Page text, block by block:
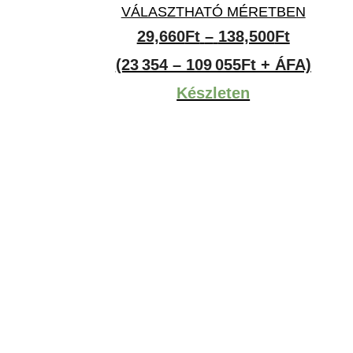
VÁLASZTHATÓ MÉRETBEN
29,660Ft – 138,500Ft
29,660Ft
(23 354 – 109 055Ft + ÁFA)
Készleten